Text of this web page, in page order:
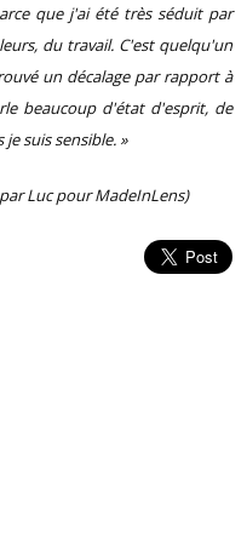
que j'ai été très séduit par
du travail. C'est quelqu'un
un décalage par rapport à
beaucoup d'état d'esprit, de
suis sensible. »
Luc pour MadeInLens)